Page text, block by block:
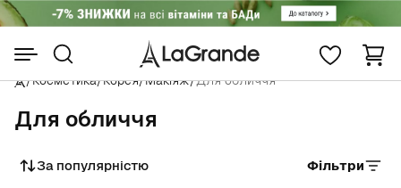
/Косметика/Корея/Макіяж/Для обличчя
Для обличчя
Сортувати
За популярністю Фільтри